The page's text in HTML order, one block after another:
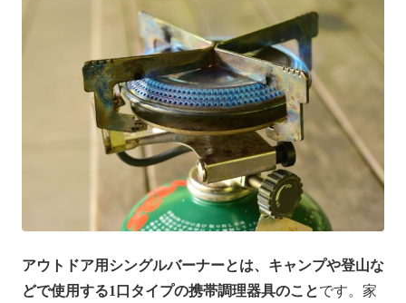
アウトドア用シングルバーナーとは、キャンプや登山な
どで使用する1口タイプの携帯調理器具のことです。家